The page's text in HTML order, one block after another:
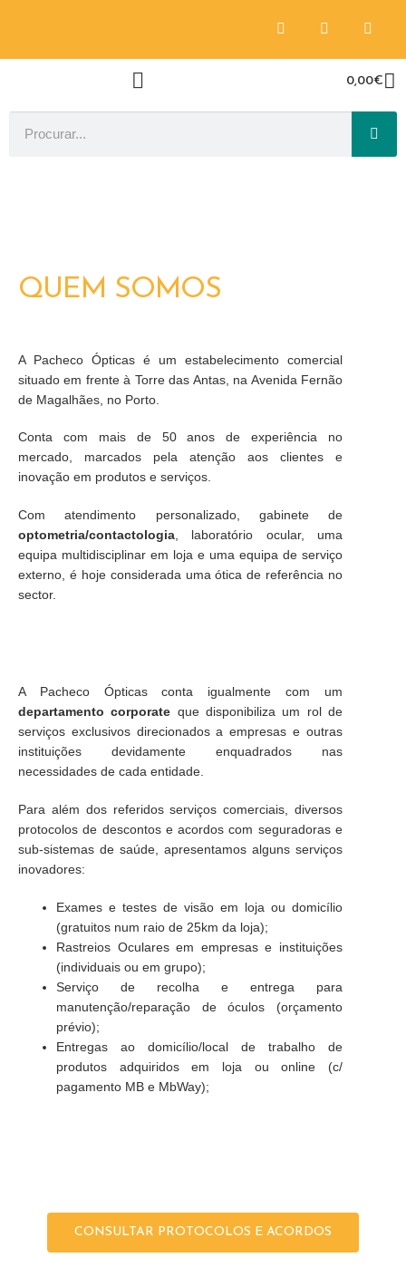
0,00€
QUEM SOMOS
A Pacheco Ópticas é um estabelecimento comercial
situado em frente à Torre das Antas, na Avenida Fernão
de Magalhães, no Porto.
Conta com mais de 50 anos de experiência no
mercado, marcados pela atenção aos clientes e
inovação em produtos e serviços.
Com atendimento personalizado, gabinete de
optometria/contactologia, laboratório ocular, uma
equipa multidisciplinar em loja e uma equipa de serviço
externo, é hoje considerada uma ótica de referência no
sector.
A Pacheco Ópticas conta igualmente com um
departamento corporate que disponibiliza um rol de
serviços exclusivos direcionados a empresas e outras
instituições devidamente enquadrados nas
necessidades de cada entidade.
Para além dos referidos serviços comerciais, diversos
protocolos de descontos e acordos com seguradoras e
sub-sistemas de saúde, apresentamos alguns serviços
inovadores:
Exames e testes de visão em loja ou domicílio
(gratuitos num raio de 25km da loja);
Rastreios Oculares em empresas e instituições
(individuais ou em grupo);
Serviço de recolha e entrega para
manutenção/reparação de óculos (orçamento
prévio);
Entregas ao domicílio/local de trabalho de
produtos adquiridos em loja ou online (c/
pagamento MB e MbWay);
CONSULTAR PROTOCOLOS E ACORDOS